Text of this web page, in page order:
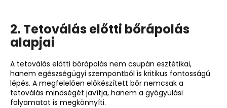
2. Tetoválás előtti bőrápolás
alapjai
A tetoválás előtti bőrápolás nem csupán esztétikai,
hanem egészségügyi szempontból is kritikus fontosságú
lépés. A megfelelően előkészített bőr nemcsak a
tetoválás minőségét javítja, hanem a gyógyulási
folyamatot is megkönnyíti.